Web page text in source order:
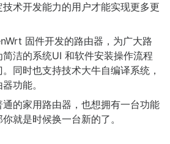
术开发能力的用户才能实现更多更
固件开发的路由器，为广大路
洁的系统UI 和软件安装操作流程
同时也支持技术大牛自编译系统，
功能。
的家用路由器，也想拥有一台功能
就是时候换一台新的了。